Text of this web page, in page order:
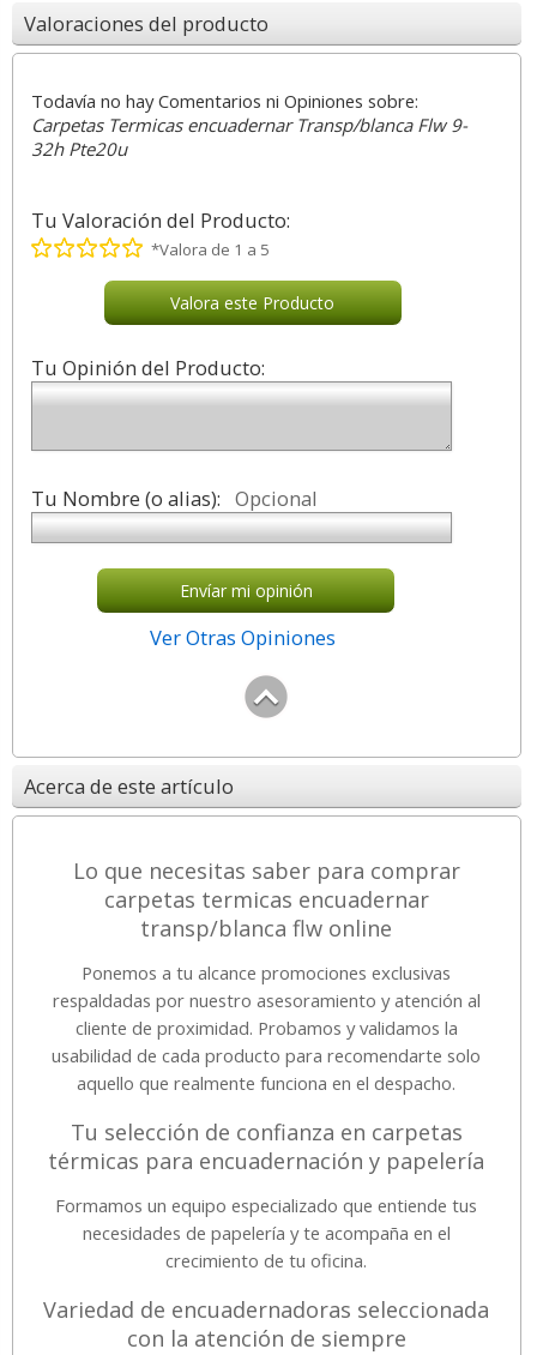
Valoraciones del producto
Todavía no hay Comentarios ni Opiniones sobre:
Carpetas Termicas encuadernar Transp/blanca Flw 9-
32h Pte20u
Tu Valoración del Producto:
*Valora de 1 a 5
Valora este Producto
Tu Opinión del Producto:
Tu Nombre (o alias): Opcional
Envíar mi opinión
Ver Otras Opiniones
Acerca de este artículo
Lo que necesitas saber para comprar
carpetas termicas encuadernar
transp/blanca flw online
Ponemos a tu alcance promociones exclusivas
respaldadas por nuestro asesoramiento y atención al
cliente de proximidad. Probamos y validamos la
usabilidad de cada producto para recomendarte solo
aquello que realmente funciona en el despacho.
Tu selección de confianza en carpetas
térmicas para encuadernación y papelería
Formamos un equipo especializado que entiende tus
necesidades de papelería y te acompaña en el
crecimiento de tu oficina.
Variedad de encuadernadoras seleccionada
con la atención de siempre